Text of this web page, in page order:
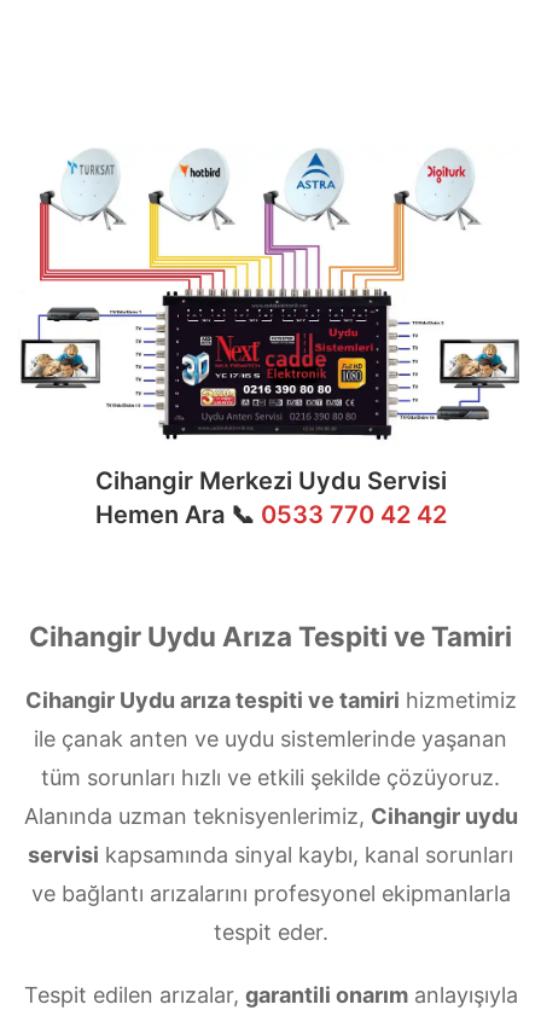
Cihangir Merkezi Uydu Servisi
Hemen Ara 📞 0533 770 42 42
Cihangir Uydu Arıza Tespiti ve Tamiri
Cihangir Uydu arıza tespiti ve tamiri hizmetimiz
ile çanak anten ve uydu sistemlerinde yaşanan
tüm sorunları hızlı ve etkili şekilde çözüyoruz.
Alanında uzman teknisyenlerimiz, Cihangir uydu
servisi kapsamında sinyal kaybı, kanal sorunları
ve bağlantı arızalarını profesyonel ekipmanlarla
tespit eder.
Tespit edilen arızalar, garantili onarımanlayışıyla